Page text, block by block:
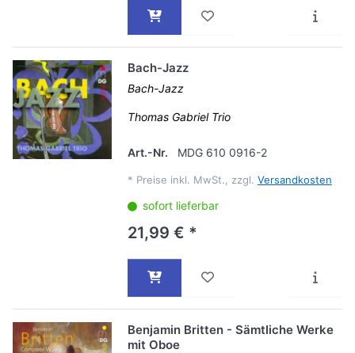
Bach-Jazz
Bach-Jazz
Thomas Gabriel Trio
Art.-Nr. MDG 610 0916-2
* Preise inkl. MwSt., zzgl. Versandkosten
sofort lieferbar
21,99 € *
Benjamin Britten - Sämtliche Werke
mit Oboe